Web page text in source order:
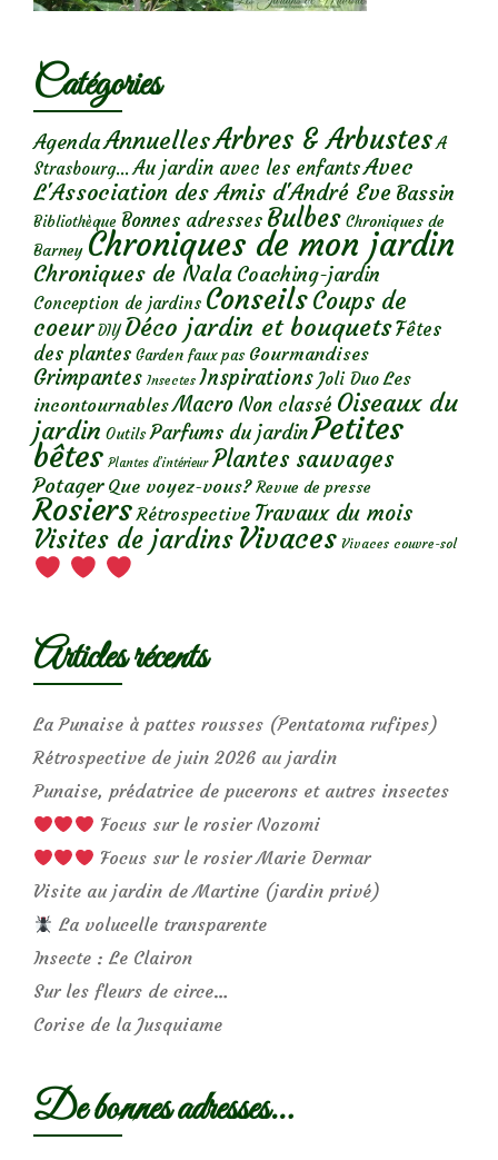
Catégories
AgendaAnnuellesArbres & Arbustes A
Strasbourg... Au jardin avec les enfantsAvec
L'Association des Amis d'André Eve Bassin
Bibliothèque Bonnes adresses Bulbes Chroniques de
Barney Chroniques de mon jardin
Chroniques de Nala Coaching-jardin
Conception de jardins ConseilsCoups de
coeur DIY Déco jardin et bouquetsFêtes
des plantes Garden faux pas Gourmandises
Grimpantes Insectes Inspirations Joli Duo Les
incontournables Macro Non classé Oiseaux du
jardin Outils Parfums du jardinPetites
bêtes Plantes d’intérieur Plantes sauvages
Potager Que voyez-vous? Revue de presse
Rosiers Rétrospective Travaux du mois
Visites de jardins Vivaces Vivaces couvre-sol
Articles récents
La Punaise à pattes rousses (Pentatoma rufipes)
Rétrospective de juin 2026 au jardin
Punaise, prédatrice de pucerons et autres insectes
Focus sur le rosier Nozomi
Focus sur le rosier Marie Dermar
Visite au jardin de Martine (jardin privé)
La volucelle transparente
Insecte : Le Clairon
Sur les fleurs de circe…
Corise de la Jusquiame
De bonnes adresses…